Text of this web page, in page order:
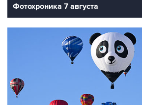
Фотохроника 7 августа